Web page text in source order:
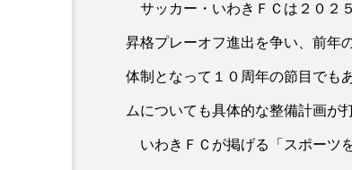
サッカー・いわきＦＣは２０２
昇格プレーオフ進出を争い、前年
体制となって１０周年の節目でも
ムについても具体的な整備計画が
いわきＦＣが掲げる「スポーツ